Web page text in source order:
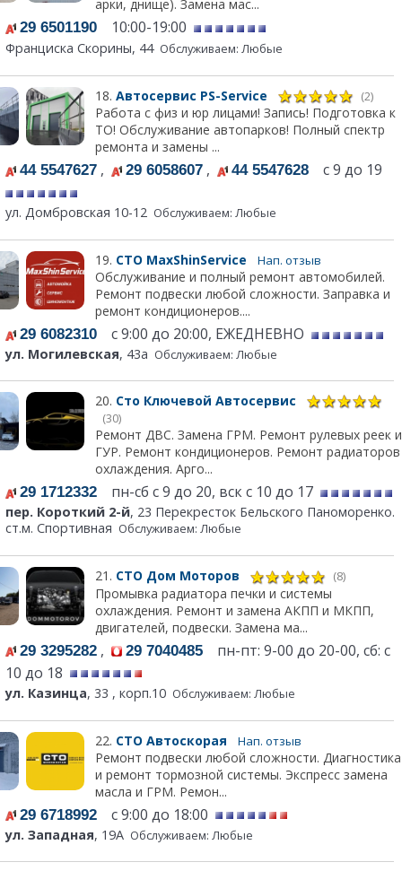
арки, днище). Замена мас...
29 6501190 10:00-19:00
Франциска Скорины, 44 Обслуживаем: Любые
18. Автосервис PS-Service (2)
Работа с физ и юр лицами! Запись! Подготовка к
ТО! Обслуживание автопарков! Полный спектр
ремонта и замены ...
44 5547627 , 29 6058607 , 44 5547628 с 9 до 19
ул. Домбровская 10-12 Обслуживаем: Любые
19. СТО MaxShinService Нап. отзыв
Обслуживание и полный ремонт автомобилей.
Ремонт подвески любой сложности. Заправка и
ремонт кондиционеров....
29 6082310 с 9:00 до 20:00, ЕЖЕДНЕВНО
ул. Могилевская, 43а Обслуживаем: Любые
20. Сто Ключевой Автосервис
(30)
Ремонт ДВС. Замена ГРМ. Ремонт рулевых реек и
ГУР. Ремонт кондиционеров. Ремонт радиаторов
охлаждения. Арго...
29 1712332 пн-сб с 9 до 20, вск с 10 до 17
пер. Короткий 2-й, 23 Перекресток Бельского Паноморенко.
ст.м. Спортивная Обслуживаем: Любые
21. СТО Дом Моторов (8)
Промывка радиатора печки и системы
охлаждения. Ремонт и замена АКПП и МКПП,
двигателей, подвески. Замена ма...
29 3295282 , 29 7040485 пн-пт: 9-00 до 20-00, сб: с
10 до 18
ул. Казинца, 33 , корп.10 Обслуживаем: Любые
22. СТО Автоскорая Нап. отзыв
Ремонт подвески любой сложности. Диагностика
и ремонт тормозной системы. Экспресс замена
масла и ГРМ. Ремон...
29 6718992 с 9:00 до 18:00
ул. Западная, 19А Обслуживаем: Любые